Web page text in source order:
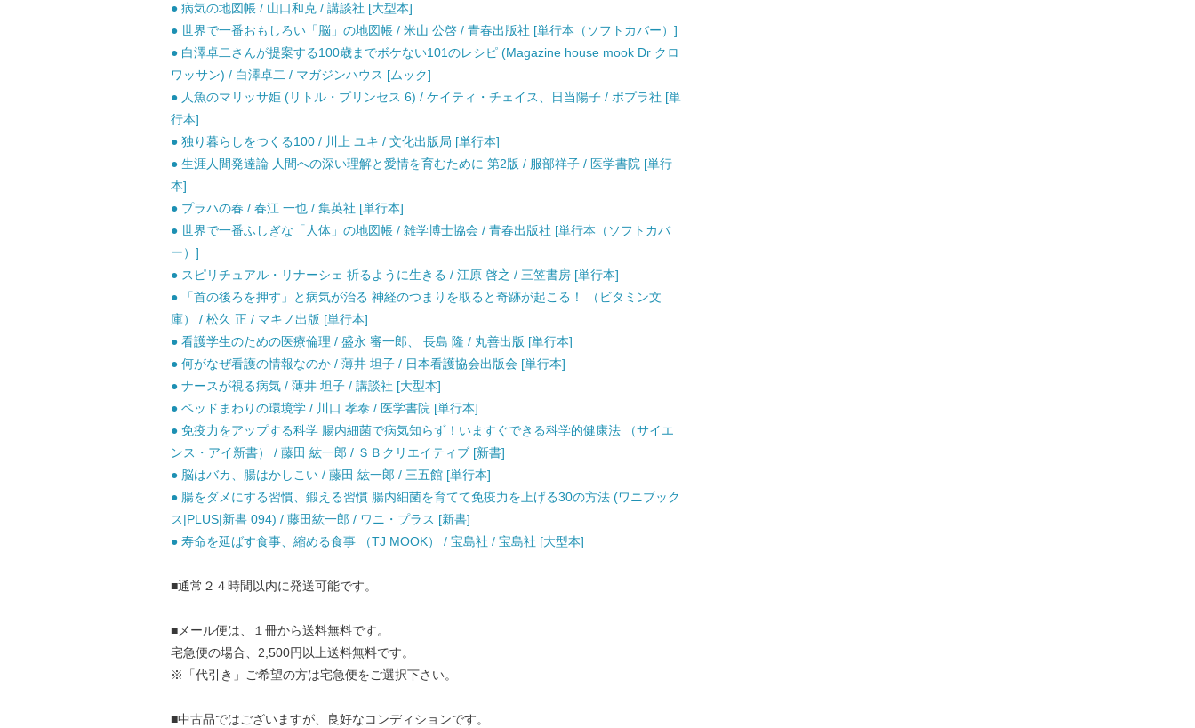
● 病気の地図帳 / 山口和克 / 講談社 [大型本]
● 世界で一番おもしろい「脳」の地図帳 / 米山 公啓 / 青春出版社 [単行本（ソフトカバー）]
● 白澤卓二さんが提案する100歳までボケない101のレシピ (Magazine house mook Dr クロ
ワッサン) / 白澤卓二 / マガジンハウス [ムック]
● 人魚のマリッサ姫 (リトル・プリンセス 6) / ケイティ・チェイス、日当陽子 / ポプラ社 [単
行本]
● 独り暮らしをつくる100 / 川上 ユキ / 文化出版局 [単行本]
● 生涯人間発達論 人間への深い理解と愛情を育むために 第2版 / 服部祥子 / 医学書院 [単行
本]
● プラハの春 / 春江 一也 / 集英社 [単行本]
● 世界で一番ふしぎな「人体」の地図帳 / 雑学博士協会 / 青春出版社 [単行本（ソフトカバ
ー）]
● スピリチュアル・リナーシェ 祈るように生きる / 江原 啓之 / 三笠書房 [単行本]
● 「首の後ろを押す」と病気が治る 神経のつまりを取ると奇跡が起こる！ （ビタミン文
庫） / 松久 正 / マキノ出版 [単行本]
● 看護学生のための医療倫理 / 盛永 審一郎、 長島 隆 / 丸善出版 [単行本]
● 何がなぜ看護の情報なのか / 薄井 坦子 / 日本看護協会出版会 [単行本]
● ナースが視る病気 / 薄井 坦子 / 講談社 [大型本]
● ベッドまわりの環境学 / 川口 孝泰 / 医学書院 [単行本]
● 免疫力をアップする科学 腸内細菌で病気知らず！いますぐできる科学的健康法 （サイエ
ンス・アイ新書） / 藤田 紘一郎 / ＳＢクリエイティブ [新書]
● 脳はバカ、腸はかしこい / 藤田 紘一郎 / 三五館 [単行本]
● 腸をダメにする習慣、鍛える習慣 腸内細菌を育てて免疫力を上げる30の方法 (ワニブック
ス|PLUS|新書 094) / 藤田紘一郎 / ワニ・プラス [新書]
● 寿命を延ばす食事、縮める食事 （TJ MOOK） / 宝島社 / 宝島社 [大型本]
■通常２４時間以内に発送可能です。
■メール便は、１冊から送料無料です。
宅急便の場合、2,500円以上送料無料です。
※「代引き」ご希望の方は宅急便をご選択下さい。
■中古品ではございますが、良好なコンディションです。